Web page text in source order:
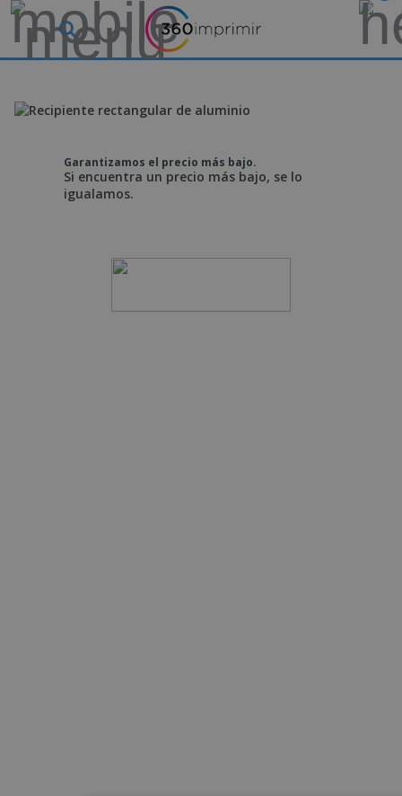
Garantizamos el precio más bajo.
Si encuentra un precio más bajo, se lo
igualamos.